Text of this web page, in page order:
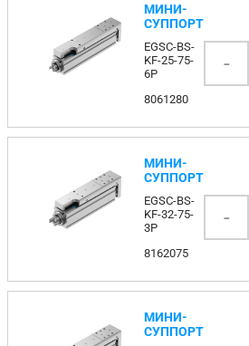
МИНИ-
СУППОРТ
EGSC-BS-
KF-25-75-
6P
8061280
-
МИНИ-
СУППОРТ
EGSC-BS-
KF-32-75-
3P
8162075
-
МИНИ-
СУППОРТ